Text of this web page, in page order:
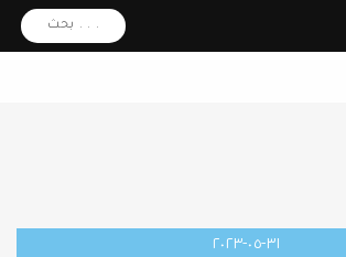
بحث . . .
٣١-٠٥-٢٠٢٣